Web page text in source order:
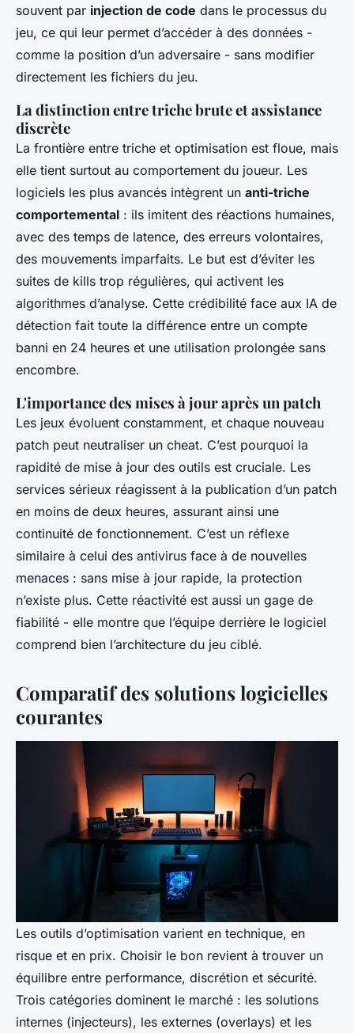
souvent par injection de code dans le processus du
jeu, ce qui leur permet d’accéder à des données -
comme la position d’un adversaire - sans modifier
directement les fichiers du jeu.
La distinction entre triche brute et assistance
discrète
La frontière entre triche et optimisation est floue, mais
elle tient surtout au comportement du joueur. Les
logiciels les plus avancés intègrent un anti-triche
comportemental : ils imitent des réactions humaines,
avec des temps de latence, des erreurs volontaires,
des mouvements imparfaits. Le but est d’éviter les
suites de kills trop régulières, qui activent les
algorithmes d’analyse. Cette crédibilité face aux IA de
détection fait toute la différence entre un compte
banni en 24 heures et une utilisation prolongée sans
encombre.
L'importance des mises à jour après un patch
Les jeux évoluent constamment, et chaque nouveau
patch peut neutraliser un cheat. C’est pourquoi la
rapidité de mise à jour des outils est cruciale. Les
services sérieux réagissent à la publication d’un patch
en moins de deux heures, assurant ainsi une
continuité de fonctionnement. C’est un réflexe
similaire à celui des antivirus face à de nouvelles
menaces : sans mise à jour rapide, la protection
n’existe plus. Cette réactivité est aussi un gage de
fiabilité - elle montre que l’équipe derrière le logiciel
comprend bien l’architecture du jeu ciblé.
Comparatif des solutions logicielles
courantes
Les outils d’optimisation varient en technique, en
risque et en prix. Choisir le bon revient à trouver un
équilibre entre performance, discrétion et sécurité.
Trois catégories dominent le marché : les solutions
internes (injecteurs), les externes (overlays) et les